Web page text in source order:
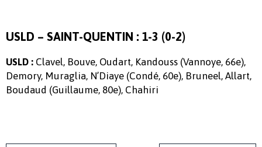
USLD – SAINT-QUENTIN : 1-3 (0-2)
USLD : Clavel, Bouve, Oudart, Kandouss (Vannoye, 66e),
Demory, Muraglia, N’Diaye (Condé, 60e), Bruneel, Allart,
Boudaud (Guillaume, 80e), Chahiri